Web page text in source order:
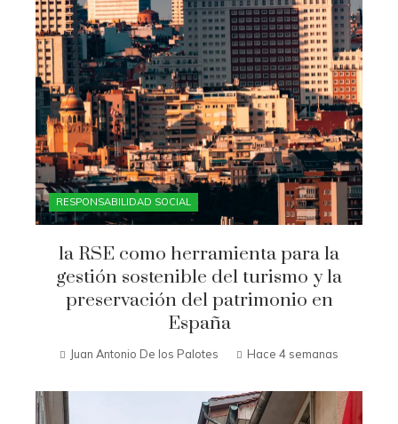
RESPONSABILIDAD SOCIAL
la RSE como herramienta para la
gestión sostenible del turismo y la
preservación del patrimonio en
España
Juan Antonio De los Palotes Hace 4 semanas